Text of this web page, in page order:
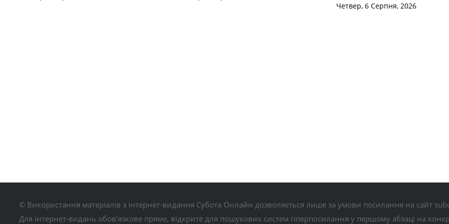
Четвер, 6 Серпня, 2026
© Використання матеріалів з інтернет-видання Субота Онлайн дозволяється лише за умови посилання на сайт
Для інтернет-видань обов’язкове пряме, відкрите для пошукових систем гіперпосилання у першому абзаці на